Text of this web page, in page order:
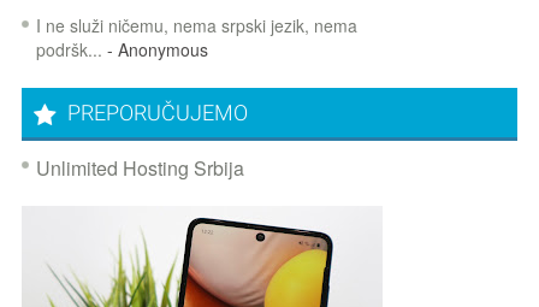
I ne služi ničemu, nema srpski jezik, nema
podršk... - Anonymous
PREPORUČUJEMO
Unlimited Hosting Srbija